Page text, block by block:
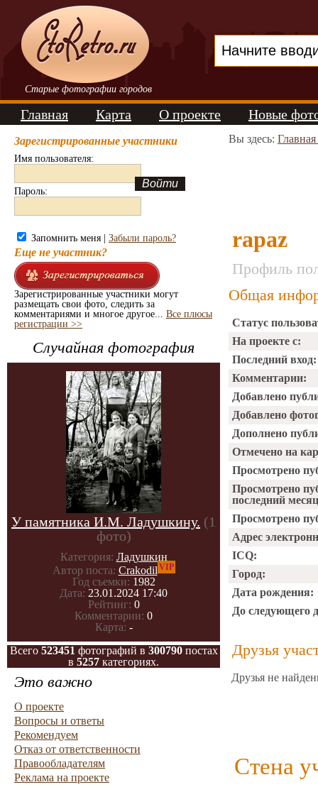
Старые фотографии городов
Главная Карта О проекте Новые
Зарегистрированные участники
Имя пользователя:
Пароль:
Запомнить меня | Забыли пароль?
Еще не участник?
Зарегистрированные участники могут
размещать свои фото, следить за
комментариями и многое другое... Все плюсы
регистрации >>
Случайная фотография
У памятника И.М. Ладушкину. (1
фото)
Категория: Ладушкин
Автор поста: Crakodil VIP
Год съемки: 1982
Дата: 23.01.2024 17:40
Рейтинг: 0
Комментарии: 0
Карта: -
Всего 523451 фотографий в 300790постах
в 5257 категориях.
Это важно
О проекте
Вопросы и ответы
Рекомендуем
Отказ от ответственности
Правообладателям
Реклама на проекте
Вы здесь:
rapaz
Профиль
Общая
Статус
На проекте с:
Последний вход:
Комментарии:
Добавлено
Добавлено
Дополнено
Отмечено на
Просмотрено
Просмотрено
последний
Просмотрено
Адрес
ICQ:
Город:
Дата рождения:
До следующего
Друзья
Друзья не
Стена